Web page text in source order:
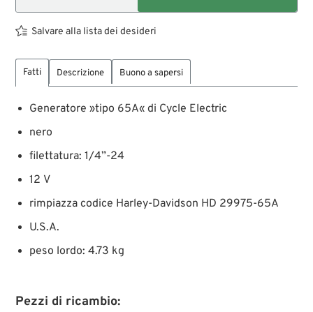
Salvare alla lista dei desideri
Fatti Descrizione Buono a sapersi
Generatore »tipo 65A« di Cycle Electric
nero
filettatura: 1/4”-24
12 V
rimpiazza codice Harley-Davidson HD 29975-65A
U.S.A.
peso lordo: 4.73 kg
Pezzi di ricambio: